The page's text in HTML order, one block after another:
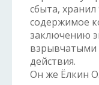
сбыта,
содержимое
заключению
взрывчатыми
действия.
Он же Ёлкин